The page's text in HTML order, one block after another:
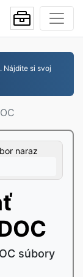
si svoj
naraz
súbory